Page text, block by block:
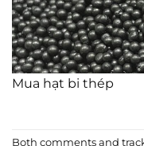
Mua hạt bi thép
Both comments and